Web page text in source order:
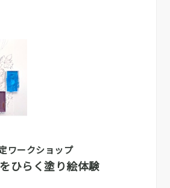
ワークショップ
ひらく塗り絵体験